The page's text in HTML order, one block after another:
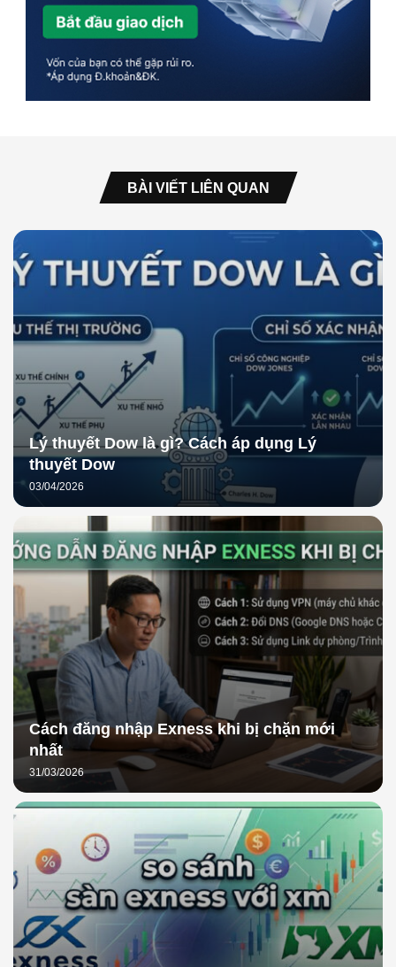
BÀI VIẾT LIÊN QUAN
Lý thuyết Dow là gì? Cách áp dụng Lý
thuyết Dow
03/04/2026
Cách đăng nhập Exness khi bị chặn mới
nhất
31/03/2026